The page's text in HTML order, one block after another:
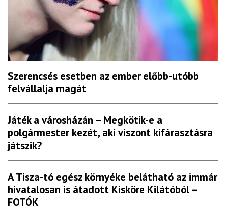
Szerencsés esetben az ember előbb-utóbb
felvállalja magát
Játék a városházán – Megkötik-e a
polgármester kezét, aki viszont kifárasztásra
játszik?
A Tisza-tó egész környéke belátható az immár
hivatalosan is átadott Kisköre Kilátóból –
FOTÓK